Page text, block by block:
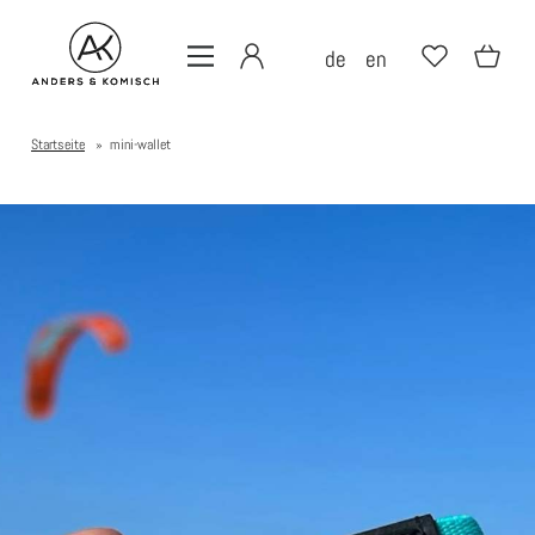
de en
Startseite » mini-wallet